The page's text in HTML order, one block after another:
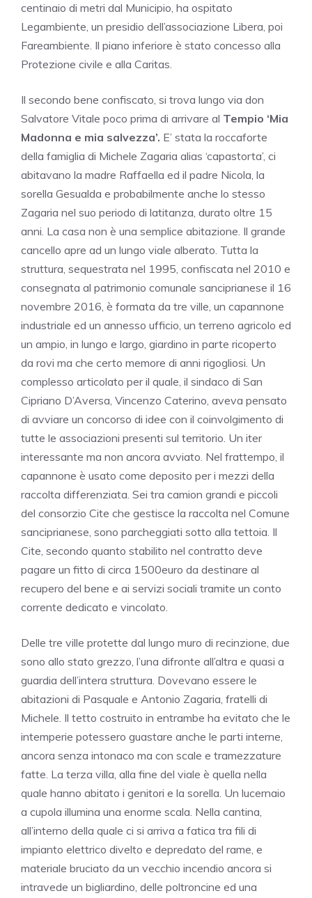
centinaio di metri dal Municipio, ha ospitato
Legambiente, un presidio dell’associazione Libera, poi
Fareambiente. Il piano inferiore è stato concesso alla
Protezione civile e alla Caritas.
Il secondo bene confiscato, si trova lungo via don
Salvatore Vitale poco prima di arrivare al Tempio ‘Mia
Madonna e mia salvezza’. E’ stata la roccaforte
della famiglia di Michele Zagaria alias ‘capastorta’, ci
abitavano la madre Raffaella ed il padre Nicola, la
sorella Gesualda e probabilmente anche lo stesso
Zagaria nel suo periodo di latitanza, durato oltre 15
anni. La casa non è una semplice abitazione. Il grande
cancello apre ad un lungo viale alberato. Tutta la
struttura, sequestrata nel 1995, confiscata nel 2010 e
consegnata al patrimonio comunale sanciprianese il 16
novembre 2016, è formata da tre ville, un capannone
industriale ed un annesso ufficio, un terreno agricolo ed
un ampio, in lungo e largo, giardino in parte ricoperto
da rovi ma che certo memore di anni rigogliosi. Un
complesso articolato per il quale, il sindaco di San
Cipriano D’Aversa, Vincenzo Caterino, aveva pensato
di avviare un concorso di idee con il coinvolgimento di
tutte le associazioni presenti sul territorio. Un iter
interessante ma non ancora avviato. Nel frattempo, il
capannone è usato come deposito per i mezzi della
raccolta differenziata. Sei tra camion grandi e piccoli
del consorzio Cite che gestisce la raccolta nel Comune
sanciprianese, sono parcheggiati sotto alla tettoia. Il
Cite, secondo quanto stabilito nel contratto deve
pagare un fitto di circa 1500euro da destinare al
recupero del bene e ai servizi sociali tramite un conto
corrente dedicato e vincolato.
Delle tre ville protette dal lungo muro di recinzione, due
sono allo stato grezzo, l’una difronte all’altra e quasi a
guardia dell’intera struttura. Dovevano essere le
abitazioni di Pasquale e Antonio Zagaria, fratelli di
Michele. Il tetto costruito in entrambe ha evitato che le
intemperie potessero guastare anche le parti interne,
ancora senza intonaco ma con scale e tramezzature
fatte. La terza villa, alla fine del viale è quella nella
quale hanno abitato i genitori e la sorella. Un lucernaio
a cupola illumina una enorme scala. Nella cantina,
all’interno della quale ci si arriva a fatica tra fili di
impianto elettrico divelto e depredato del rame, e
materiale bruciato da un vecchio incendio ancora si
intravede un bigliardino, delle poltroncine ed una